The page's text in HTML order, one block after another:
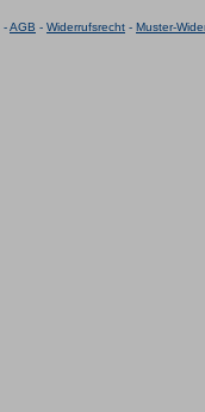
-AGB - Widerrufsrecht - Muster-